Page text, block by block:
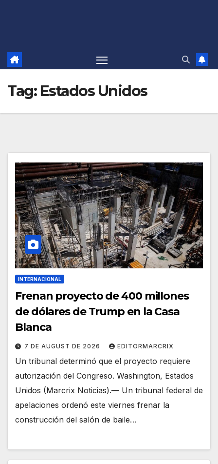
Tag: Estados Unidos
INTERNACIONAL
Frenan proyecto de 400 millones
de dólares de Trump en la Casa
Blanca
7 DE AUGUST DE 2026 EDITORMARCRIX
Un tribunal determinó que el proyecto requiere
autorización del Congreso. Washington, Estados
Unidos (Marcrix Noticias).— Un tribunal federal de
apelaciones ordenó este viernes frenar la
construcción del salón de baile…